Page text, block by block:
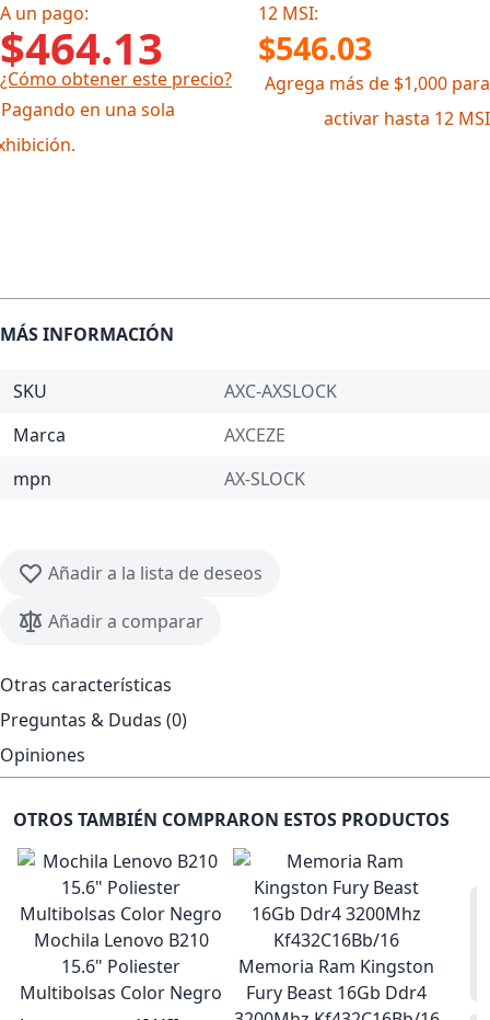
A un pago: 12 MSI:
$464.13 $546.03
¿Cómo obtener este precio?
en una sola
Agrega más de $1,000 para
activar hasta 12 MSI
MÁS INFORMACIÓN
SKU
AXC-AXSLOCK
Marca
AXCEZE
mpn
AX-SLOCK
Añadir a la lista de deseos
Añadir a comparar
Otras características
Preguntas & Dudas (0)
Opiniones
OTROS TAMBIÉN COMPRARON ESTOS PRODUCTOS
Mochila Lenovo B210
15.6" Poliester
Multibolsas Color Negro
Memoria Ram Kingston
Fury Beast 16Gb Ddr4